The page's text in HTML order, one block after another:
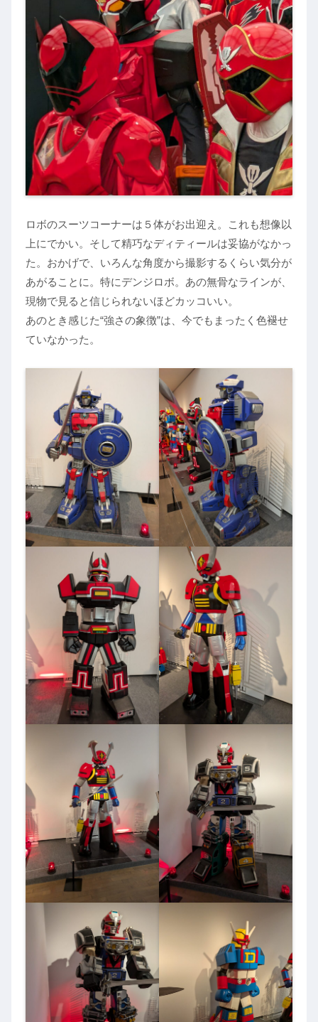
ロボのスーツコーナーは５体がお出迎え。これも想像以
上にでかい。そして精巧なディティールは妥協がなかっ
た。おかげで、いろんな角度から撮影するくらい気分が
あがることに。特にデンジロボ。あの無骨なラインが、
現物で見ると信じられないほどカッコいい。
あのとき感じた“強さの象徴”は、今でもまったく色褪せ
ていなかった。